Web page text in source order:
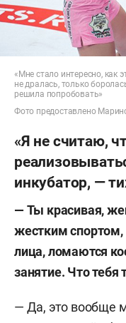
«Мне стало интересно, как
не дралась, только
решила попробовать»
Фото предоставлено
«Я не считаю,
инкубатор, —
— Ты красивая,
жестким спортом,
лица, ломаются
занятие. Что тебя
— Да, это вообще